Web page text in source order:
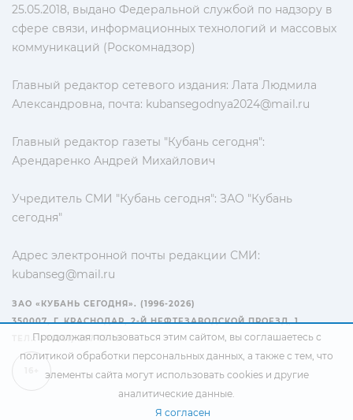
25.05.2018, выдано Федеральной службой по надзору в
сфере связи, информационных технологий и массовых
коммуникаций (Роскомнадзор)
Главный редактор сетевого издания: Лата Людмила
Александровна, почта: kubansegodnya2024@mail.ru
Главный редактор газеты "Кубань сегодня":
Арендаренко Андрей Михайлович
Учредитель СМИ "Кубань сегодня": ЗАО "Кубань
сегодня"
Адрес электронной почты редакции СМИ:
kubanseg@mail.ru
ЗАО «КУБАНЬ СЕГОДНЯ». (1996-2026)
350007, Г. КРАСНОДАР, 2-Й НЕФТЕЗАВОДСКОЙ ПРОЕЗД, 1
ТЕЛ.: +7(861) 267-15-15
Продолжая пользоваться этим сайтом, вы соглашаетесь с
политикой обработки персональных данных, а также с тем, что
элементы сайта могут использовать cookies и другие
аналитические данные.
Я согласен